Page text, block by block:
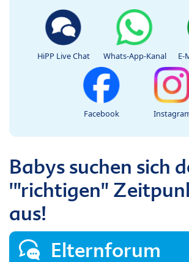
HiPP Live Chat Whats-App-Kanal E-
Facebook
Babys suchen sich
'"richtigen"
aus!
Elternforum